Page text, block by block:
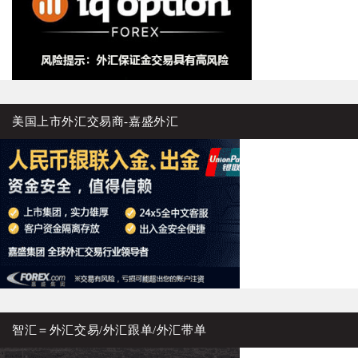
美国上市外汇交易商-嘉盛外汇
智汇＝外汇交易/外汇跟单/外汇带单